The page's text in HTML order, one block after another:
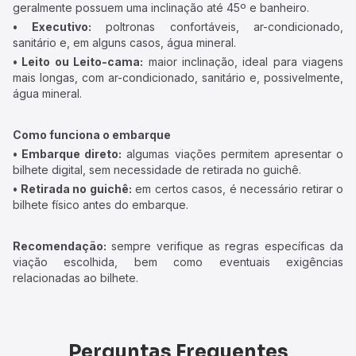
geralmente possuem uma inclinação até 45º e banheiro.
• Executivo: poltronas confortáveis, ar-condicionado,
sanitário e, em alguns casos, água mineral.
• Leito ou Leito-cama: maior inclinação, ideal para viagens
mais longas, com ar-condicionado, sanitário e, possivelmente,
água mineral.
Como funciona o embarque
• Embarque direto: algumas viações permitem apresentar o
bilhete digital, sem necessidade de retirada no guichê.
• Retirada no guichê: em certos casos, é necessário retirar o
bilhete físico antes do embarque.
Recomendação: sempre verifique as regras específicas da
viação escolhida, bem como eventuais exigências
relacionadas ao bilhete.